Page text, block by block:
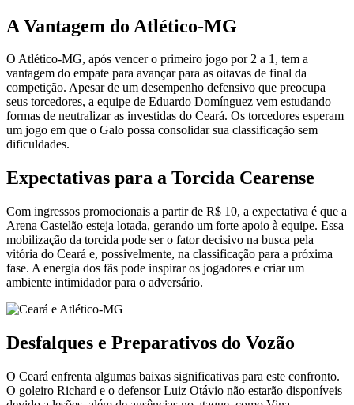
A Vantagem do Atlético-MG
O Atlético-MG, após vencer o primeiro jogo por 2 a 1, tem a
vantagem do empate para avançar para as oitavas de final da
competição. Apesar de um desempenho defensivo que preocupa
seus torcedores, a equipe de Eduardo Domínguez vem estudando
formas de neutralizar as investidas do Ceará. Os torcedores esperam
um jogo em que o Galo possa consolidar sua classificação sem
dificuldades.
Expectativas para a Torcida Cearense
Com ingressos promocionais a partir de R$ 10, a expectativa é que a
Arena Castelão esteja lotada, gerando um forte apoio à equipe. Essa
mobilização da torcida pode ser o fator decisivo na busca pela
vitória do Ceará e, possivelmente, na classificação para a próxima
fase. A energia dos fãs pode inspirar os jogadores e criar um
ambiente intimidador para o adversário.
Desfalques e Preparativos do Vozão
O Ceará enfrenta algumas baixas significativas para este confronto.
O goleiro Richard e o defensor Luiz Otávio não estarão disponíveis